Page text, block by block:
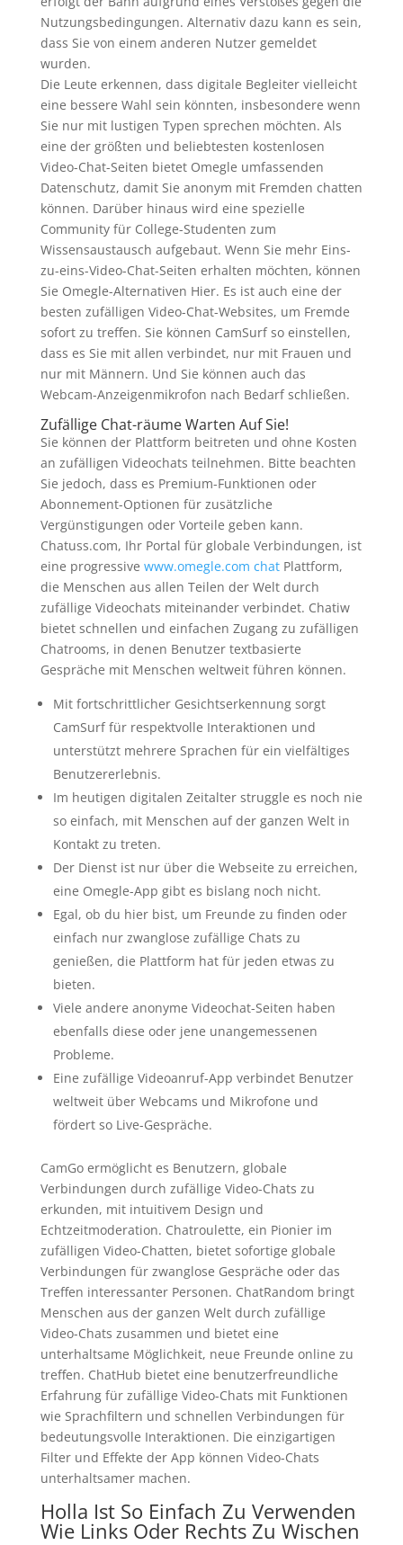
Nutzungsbedingungen. Alternativ dazu kann es sein,
dass Sie von einem anderen Nutzer gemeldet
wurden.
Die Leute erkennen, dass digitale Begleiter vielleicht
eine bessere Wahl sein könnten, insbesondere wenn
Sie nur mit lustigen Typen sprechen möchten. Als
eine der größten und beliebtesten kostenlosen
Video-Chat-Seiten bietet Omegle umfassenden
Datenschutz, damit Sie anonym mit Fremden chatten
können. Darüber hinaus wird eine spezielle
Community für College-Studenten zum
Wissensaustausch aufgebaut. Wenn Sie mehr Eins-
zu-eins-Video-Chat-Seiten erhalten möchten, können
Sie Omegle-Alternativen Hier. Es ist auch eine der
besten zufälligen Video-Chat-Websites, um Fremde
sofort zu treffen. Sie können CamSurf so einstellen,
dass es Sie mit allen verbindet, nur mit Frauen und
nur mit Männern. Und Sie können auch das
Webcam-Anzeigenmikrofon nach Bedarf schließen.
Zufällige Chat-räume Warten Auf Sie!
Sie können der Plattform beitreten und ohne Kosten
an zufälligen Videochats teilnehmen. Bitte beachten
Sie jedoch, dass es Premium-Funktionen oder
Abonnement-Optionen für zusätzliche
Vergünstigungen oder Vorteile geben kann.
Chatuss.com, Ihr Portal für globale Verbindungen, ist
eine progressive www.omegle.com chatPlattform,
die Menschen aus allen Teilen der Welt durch
zufällige Videochats miteinander verbindet. Chatiw
bietet schnellen und einfachen Zugang zu zufälligen
Chatrooms, in denen Benutzer textbasierte
Gespräche mit Menschen weltweit führen können.
Mit fortschrittlicher Gesichtserkennung sorgt
CamSurf für respektvolle Interaktionen und
unterstützt mehrere Sprachen für ein vielfältiges
Benutzererlebnis.
Im heutigen digitalen Zeitalter struggle es noch nie
so einfach, mit Menschen auf der ganzen Welt in
Kontakt zu treten.
Der Dienst ist nur über die Webseite zu erreichen,
eine Omegle-App gibt es bislang noch nicht.
Egal, ob du hier bist, um Freunde zu finden oder
einfach nur zwanglose zufällige Chats zu
genießen, die Plattform hat für jeden etwas zu
bieten.
Viele andere anonyme Videochat-Seiten haben
ebenfalls diese oder jene unangemessenen
Probleme.
Eine zufällige Videoanruf-App verbindet Benutzer
weltweit über Webcams und Mikrofone und
fördert so Live-Gespräche.
CamGo ermöglicht es Benutzern, globale
Verbindungen durch zufällige Video-Chats zu
erkunden, mit intuitivem Design und
Echtzeitmoderation. Chatroulette, ein Pionier im
zufälligen Video-Chatten, bietet sofortige globale
Verbindungen für zwanglose Gespräche oder das
Treffen interessanter Personen. ChatRandom bringt
Menschen aus der ganzen Welt durch zufällige
Video-Chats zusammen und bietet eine
unterhaltsame Möglichkeit, neue Freunde online zu
treffen. ChatHub bietet eine benutzerfreundliche
Erfahrung für zufällige Video-Chats mit Funktionen
wie Sprachfiltern und schnellen Verbindungen für
bedeutungsvolle Interaktionen. Die einzigartigen
Filter und Effekte der App können Video-Chats
unterhaltsamer machen.
Holla Ist So Einfach Zu Verwenden
Wie Links Oder Rechts Zu Wischen